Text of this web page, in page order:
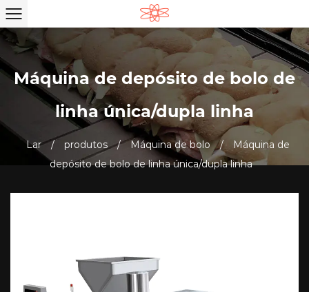
Máquina de depósito de bolo de
linha única/dupla linha
Lar / produtos / Máquina de bolo /
Máquina de
depósito de bolo de linha única/dupla linha